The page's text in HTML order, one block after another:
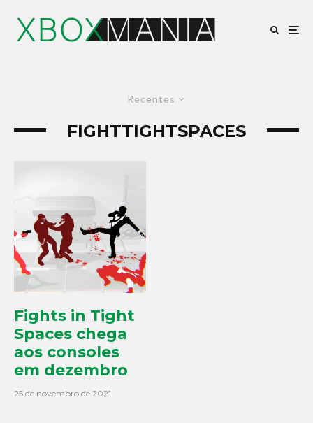
Recentes
FIGHTTIGHTSPACES
Fights in Tight
Spaces chega
aos consoles
em dezembro
25 de novembro de 2021